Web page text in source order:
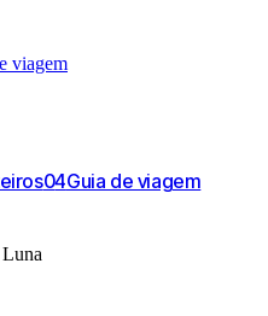
viagem
04Guia de viagem